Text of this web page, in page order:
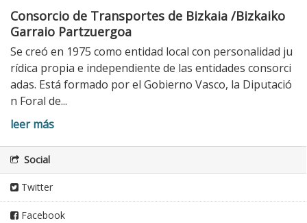
Consorcio de Transportes de Bizkaia /Bizkaiko
Garraio Partzuergoa
Se creó en 1975 como entidad local con personalidad ju
rídica propia e independiente de las entidades consorci
adas. Está formado por el Gobierno Vasco, la Diputació
n Foral de...
leer más
Social
Twitter
Facebook